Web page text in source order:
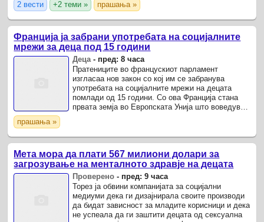
2 вести
+2 теми » прашања »
Франција ја забрани употребата на социјалните
мрежи за деца под 15 години
Деца - пред: 8 часа
Пратениците во францускиот парламент
изгласаа нов закон со кој им се забранува
употребата на социјалните мрежи на децата
помлади од 15 години. Со ова Франција стана
првата земја во Европската Унија што воведува
прашања »
Мета мора да плати 567 милиони долари за
загрозување на менталното здравје на децата
Проверено - пред: 9 часа
Торез ја обвини компанијата за социјални
медиуми дека ги дизајнирала своите производи
да бидат зависност за младите корисници и дека
не успеала да ги заштити децата од сексуална